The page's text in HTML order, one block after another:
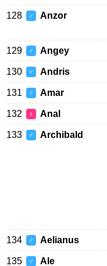
128 ♂ Anzor
129 ♂ Angey
130 ♂ Andris
131 ♂ Amar
132 ♀ Anal
133 ♂ Archibald
134 ♂ Aelianus
135 ♂ Ale